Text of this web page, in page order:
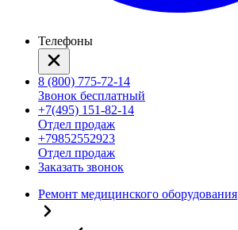
Телефоны
8 (800) 775-72-14
Звонок бесплатный
+7(495) 151-82-14
Отдел продаж
+79852552923
Отдел продаж
Заказать звонок
Ремонт медицинского оборудования